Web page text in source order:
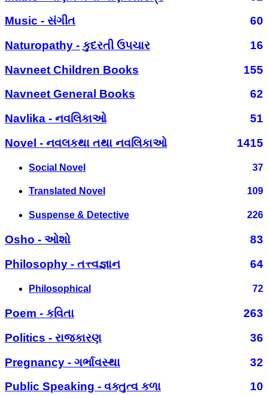
Music - સંગીત
60
Naturopathy - કુદરતી ઉપચાર
16
Navneet Children Books
155
Navneet General Books
62
Navlika - નવલિકાઓ
51
Novel - નવલકથા તથા નવલિકાઓ
1415
Social Novel 37
Translated Novel 109
Suspense & Detective 226
Osho - ઓશો
83
Philosophy - તત્ત્વજ્ઞાન
64
Philosophical 72
Poem - કવિતા
263
Politics - રાજકારણ
36
Pregnancy - ગર્ભાવસ્થા
32
Public Speaking - વક્તુત્વ કળા
10